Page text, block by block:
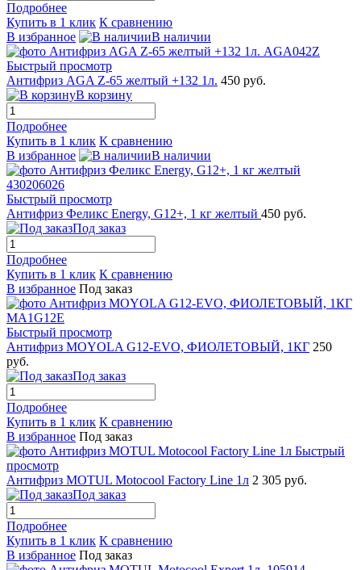
Подробнее
Купить в 1 клик К сравнению
В избранное
В наличии
Быстрый просмотр
Антифриз AGA Z-65 желтый +132 1л. 450 руб.
В корзину
Подробнее
Купить в 1 клик К сравнению
В избранное
В наличии
Быстрый просмотр
Антифриз Феликс Energy, G12+, 1 кг желтый 450 руб.
Под заказ
Подробнее
Купить в 1 клик К сравнению
В избранное Под заказ
Быстрый просмотр
Антифриз MOYOLA G12-EVO, ФИОЛЕТОВЫЙ, 1КГ 250
руб.
Под заказ
Подробнее
Купить в 1 клик К сравнению
В избранное Под заказ
Быстрый
просмотр
Антифриз MOTUL Motocool Factory Line 1л 2 305 руб.
Под заказ
Подробнее
Купить в 1 клик К сравнению
В избранное Под заказ